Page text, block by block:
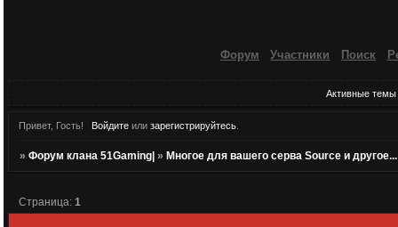
Форум Участники Поиск
Активные темы
Привет, Гость! Войдитеили зарегистрируйтесь.
»Форум клана 51Gaming| » Многое для вашего серва Source и другое...
Страница:1